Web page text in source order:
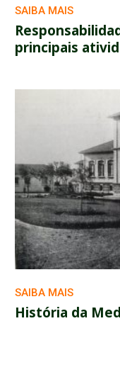
SAIBA MAIS
principais
SAIBA MAIS
História da